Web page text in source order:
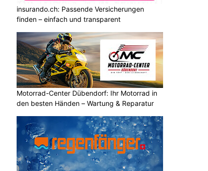
insurando.ch: Passende Versicherungen
finden – einfach und transparent
Motorrad-Center Dübendorf: Ihr Motorrad in
den besten Händen – Wartung & Reparatur